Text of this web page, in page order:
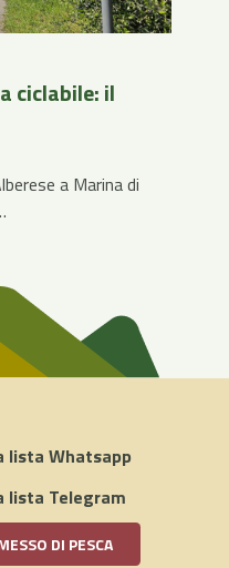
ciclabile: il
a Marina di
lista Whatsapp
lista Telegram
DI PESCA